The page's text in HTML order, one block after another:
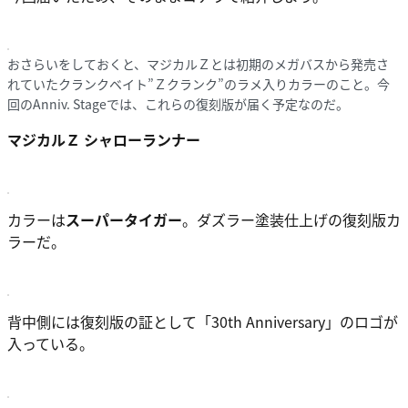
おさらいをしておくと、マジカルＺとは初期のメガバスから発売さ
れていたクランクベイト”Ｚクランク”のラメ入りカラーのこと。今
回のAnniv. Stageでは、これらの復刻版が届く予定なのだ。
マジカルＺ シャローランナー
カラーはスーパータイガー。ダズラー塗装仕上げの復刻版カ
ラーだ。
背中側には復刻版の証として「30th Anniversary」のロゴが
入っている。